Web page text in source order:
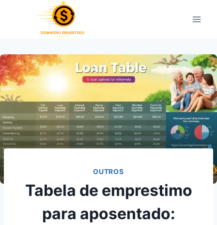
OUTROS
Tabela de emprestimo
para aposentado: